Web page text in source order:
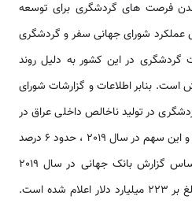
فرصت های گردشگری برای توسعه
عملکرد شورای جهانی سفر و گردشگری
در این کشور به دلیل روند
است. بنابر اطلاعات و گزارشات شورای
در تولید ناخالص داخلی عراق در
سال 2020 حدود 3/3 درصد بوده و این سهم در سال 2019 ، حدود 6 درصد
اعلام شده است. همچنین، بر اساس گزارش بانک جهانی در سال 2019
رقمی بالغ بر 223 میلیارد دلار اعلام شده است.